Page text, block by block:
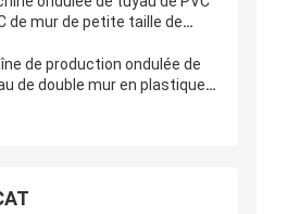
de mur de petite taille de
de production ondulée de
de double mur en plastique